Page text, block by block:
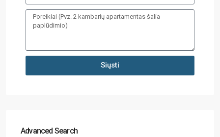
Siųsti
Advanced Search